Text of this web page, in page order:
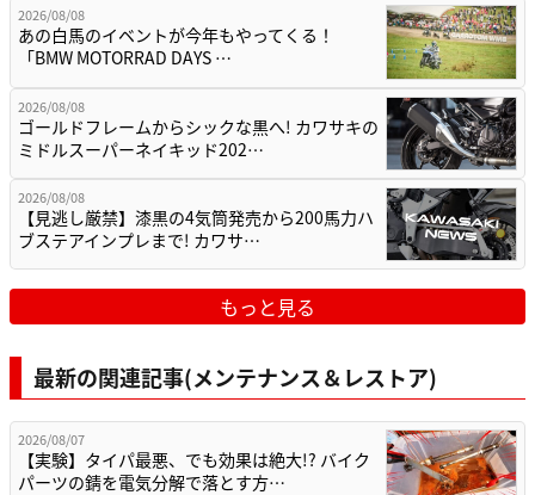
2026/08/08
あの白馬のイベントが今年もやってくる！
「BMW MOTORRAD DAYS …
2026/08/08
ゴールドフレームからシックな黒へ! カワサキの
ミドルスーパーネイキッド202…
2026/08/08
【見逃し厳禁】漆黒の4気筒発売から200馬力ハ
ブステアインプレまで! カワサ…
もっと見る
最新の関連記事(メンテナンス＆レストア)
2026/08/07
【実験】タイパ最悪、でも効果は絶大!? バイク
パーツの錆を電気分解で落とす方…